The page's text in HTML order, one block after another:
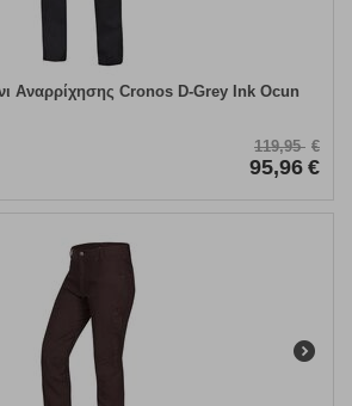
Αναρρίχησης Cronos D-Grey Ink Ocun
119,95 €
95,96 €